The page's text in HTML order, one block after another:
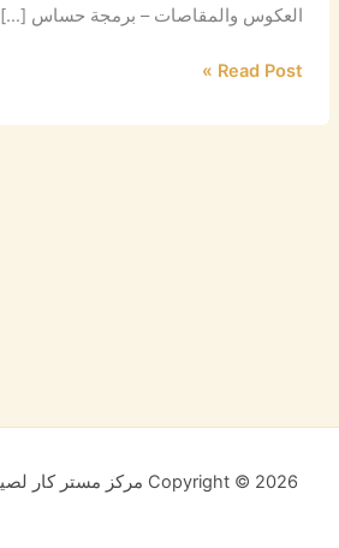
العكوس والمقاصات – برمجة حساس […]
Read Post »
Copyright © 2026 مركز مستر كار لصيانة السيارات في جدة